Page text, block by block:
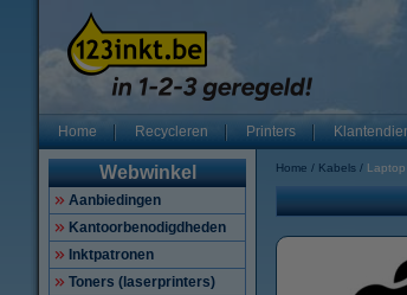
Home Recycleren Printers
Webwinkel
Aanbiedingen
Kantoorbenodigdheden
Inktpatronen
Toners (laserprinters)
Home Kabels